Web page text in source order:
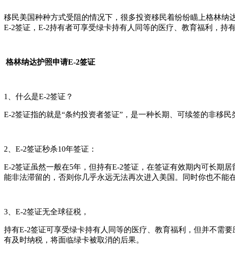
移民美国种种方式受阻的情况下，很多投资移民着纷纷瞄上格林
E-2签证，E-2持有者可享受绿卡持有人同等的医疗、教育福利，持
格林纳达护照申请E-2签证
1、什么是E-2签证？
E-2签证指的就是“条约投资者签证”，是一种长期、可续签的非移
2、E-2签证秒杀10年签证：
E-2签证虽然一般在5年，但持有E-2签证，在签证有效期内可长期
能非法滞留的，否则你几乎永远无法再次进入美国。同时你也不能
3、E-2签证无全球征税，
持有E-2签证可享受绿卡持有人同等的医疗、教育福利，但并不需
有及时纳税，将面临绿卡被取消的后果。